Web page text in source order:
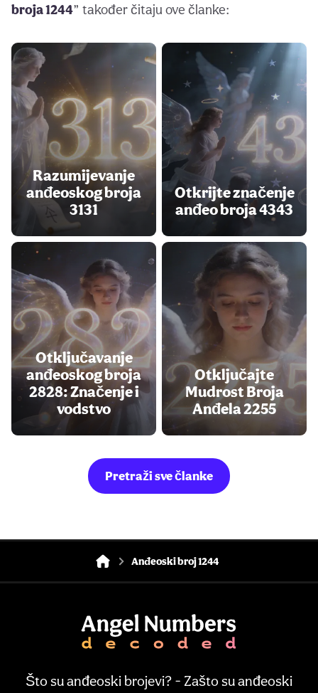
broja 1244” također čitaju ove članke:
Razumijevanje
anđeoskog broja
3131
Otkrijte značenje
anđeo broja 4343
Otključavanje
anđeoskog broja
2828: Značenje i
vodstvo
Otključajte
Mudrost Broja
Anđela 2255
Pretraži sve članke
Anđeoski broj 1244
Što su anđeoski brojevi? - Zašto su anđeoski